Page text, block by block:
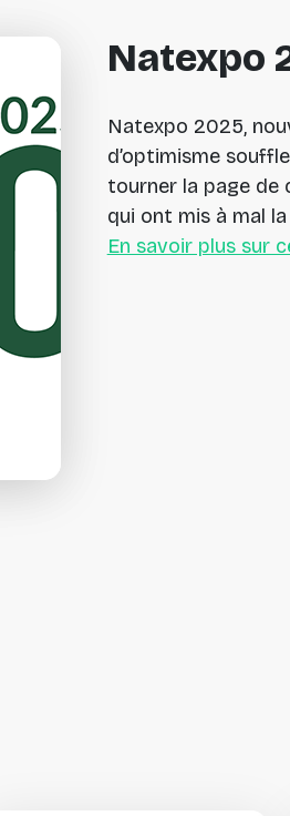
Natexpo
Natexpo 2025,
d’optimisme
tourner la page de
qui ont mis à mal
En savoir plus sur